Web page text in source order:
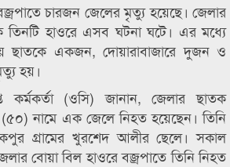
চারজন জেলের মৃত্যু হয়েছে। জেলার
হাওরে এসব ঘটনা ঘটে। এর মধ্যে
ছাতকে একজন, দোয়ারাবাজারে দুজন ও
হয়।
কর্মকর্তা (ওসি) জানান, জেলার ছাতক
নামে এক জেলে নিহত হয়েছেন। তিনি
গ্রামের খুরশেদ আলীর ছেলে। সকাল
বোয়া বিল হাওরে বজ্রপাতে তিনি নিহত